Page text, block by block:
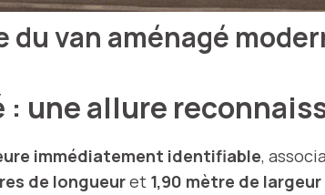
du van aménagé
une allure
immédiatement identifiable,
de longueuret 1,90 mètre de largeur